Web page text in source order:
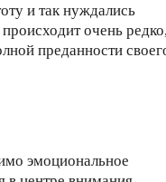
и так нуждались
очень
преданности
эмоциональное